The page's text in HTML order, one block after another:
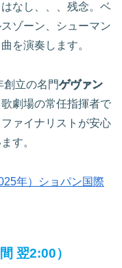
なし、、、残念。ベ
ゾーン、シューマン
を演奏します。
創立の名門ゲヴァン
劇場の常任指揮者で
ファイナリストが安心
す。
年）ショパン国際
翌2:00）